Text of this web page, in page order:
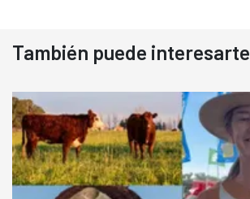
También puede interesarte